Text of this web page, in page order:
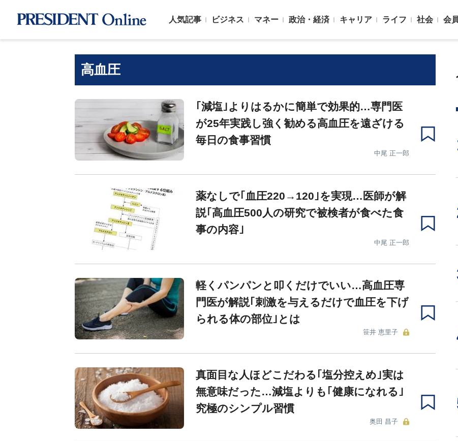
人気記事 ビジネス マネー 政治・経済 キャリア ライフ 社会 会
高血圧
｢減塩｣よりはるかに簡単で効果的…専門医
が25年実践し強く勧める高血圧を遠ざける
毎日の食事習慣
中尾 正一郎
薬なしで｢血圧220→120｣を実現…医師が解
説｢高血圧500人の研究で被検者が食べた食
事の内容｣
中尾 正一郎
軽くパンパンと叩くだけでいい…高血圧専
門医が解説｢刺激を与えるだけで血圧を下げ
られる体の部位｣とは
笹井 恵里子
真面目な人ほどこだわる｢塩分控えめ｣実は
無意味だった…減塩よりも｢健康になれる｣
究極のシンプル習慣
奥田 昌子